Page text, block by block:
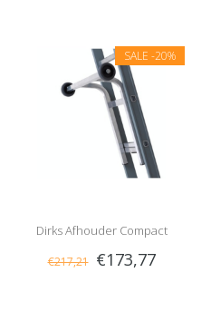
SALE -20%
Dirks Afhouder Compact
€217,21 €173,77